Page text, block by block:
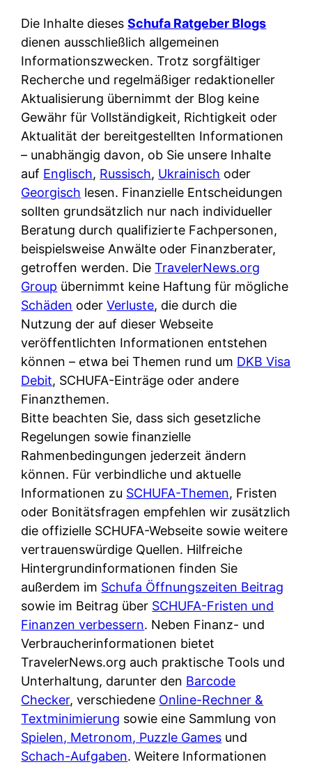
e
D
a
t
e
n
w
i
r
k
l
i
c
h
?
n
d
e
r
n
u
n
k
t
i
o
n
i
e
r
e
n
r
u
s
s
i
s
h
e
B
a
n
k
k
a
r
t
e
n
M
I
R
e
r
A
p
p
&
O
n
l
i
n
e
:
W
a
s
i
s
t
w
i
r
k
l
i
c
h
k
o
s
t
e
n
l
o
s
u
n
d
w
b
H
-
M
y
t
h
o
s
:
W
e
n
n
d
e
r
S
c
h
u
t
z
d
e
r
F
i
r
m
a
a
m
p
r
i
v
a
t
e
Die Inhalte diesesSchufa Ratgeber Blogs
dienen ausschließlich allgemeinen
Informationszwecken. Trotz sorgfältiger
Recherche und regelmäßiger redaktioneller
Aktualisierung übernimmt der Blog keine
Gewähr für Vollständigkeit, Richtigkeit oder
Aktualität der bereitgestellten Informationen
– unabhängig davon, ob Sie unsere Inhalte
auf Englisch, Russisch, Ukrainisch oder
Georgisch lesen. Finanzielle Entscheidungen
sollten grundsätzlich nur nach individueller
Beratung durch qualifizierte Fachpersonen,
beispielsweise Anwälte oder Finanzberater,
getroffen werden. DieTravelerNews.org
Group übernimmt keine Haftung für mögliche
Schäden oderVerluste, die durch die
Nutzung der auf dieser Webseite
veröffentlichten Informationen entstehen
können – etwa bei Themen rund um DKB Visa
Debit, SCHUFA-Einträge oder andere
Finanzthemen.
Bitte beachten Sie, dass sich gesetzliche
Regelungen sowie finanzielle
Rahmenbedingungen jederzeit ändern
können. Für verbindliche und aktuelle
Informationen zu SCHUFA-Themen, Fristen
oder Bonitätsfragen empfehlen wir zusätzlich
die offizielle SCHUFA-Webseite sowie weitere
vertrauenswürdige Quellen. Hilfreiche
Hintergrundinformationen finden Sie
außerdem im Schufa Öffnungszeiten Beitrag
sowie im Beitrag über SCHUFA-Fristen und
Finanzen verbessern. Neben Finanz- und
Verbraucherinformationen bietet
TravelerNews.org auch praktische Tools und
Unterhaltung, darunter den Barcode
Checker, verschiedene Online-Rechner &
Textminimierung sowie eine Sammlung von
Spielen, Metronom, Puzzle Games und
Schach-Aufgaben. Weitere Informationen